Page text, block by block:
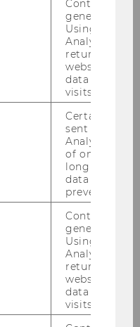
Copyright
Contains a
generated
Using this
Analytics can
returning
website and
data from
visits.
Certain data
sent to
Analytics a
of once per
long as it is
data
prevented.
Contains a
generated
Using this
Analytics can
returning
website and
data from
visits.